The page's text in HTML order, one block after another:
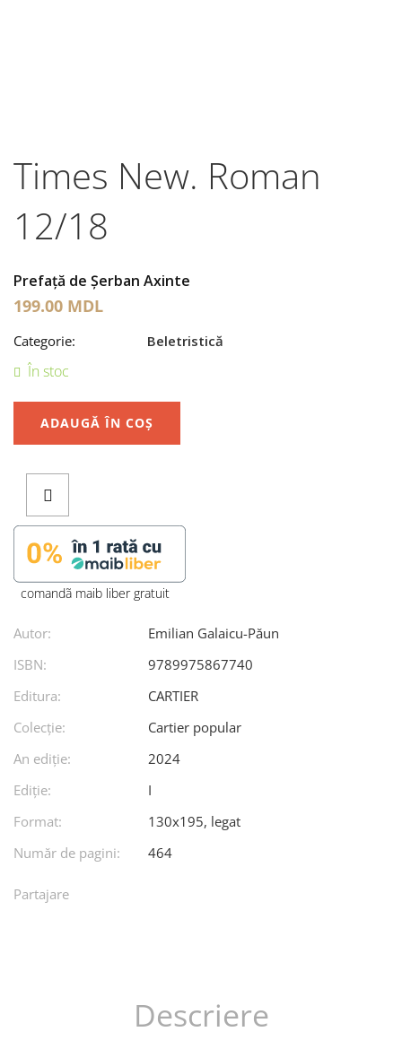
Times New. Roman
12/18
Prefață de Șerban Axinte
199.00 MDL
Categorie: Beletristică
În stoc
ADAUGĂ ÎN COȘ
comandã maib liber gratuit
Autor:
Emilian Galaicu-Păun
ISBN:
9789975867740
Editura:
CARTIER
Colecție:
Cartier popular
An ediţie:
2024
Ediţie:
I
Format:
130x195, legat
Număr de pagini:
464
Partajare
Descriere